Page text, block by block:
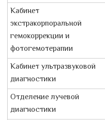
Кабинет
экстракорпоральной
гемокоррекции и
фотогемотерапии
Кабинет ультразвуковой
диагностики
Отделение лучевой
диагностики